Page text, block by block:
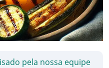
pela nossa equipe